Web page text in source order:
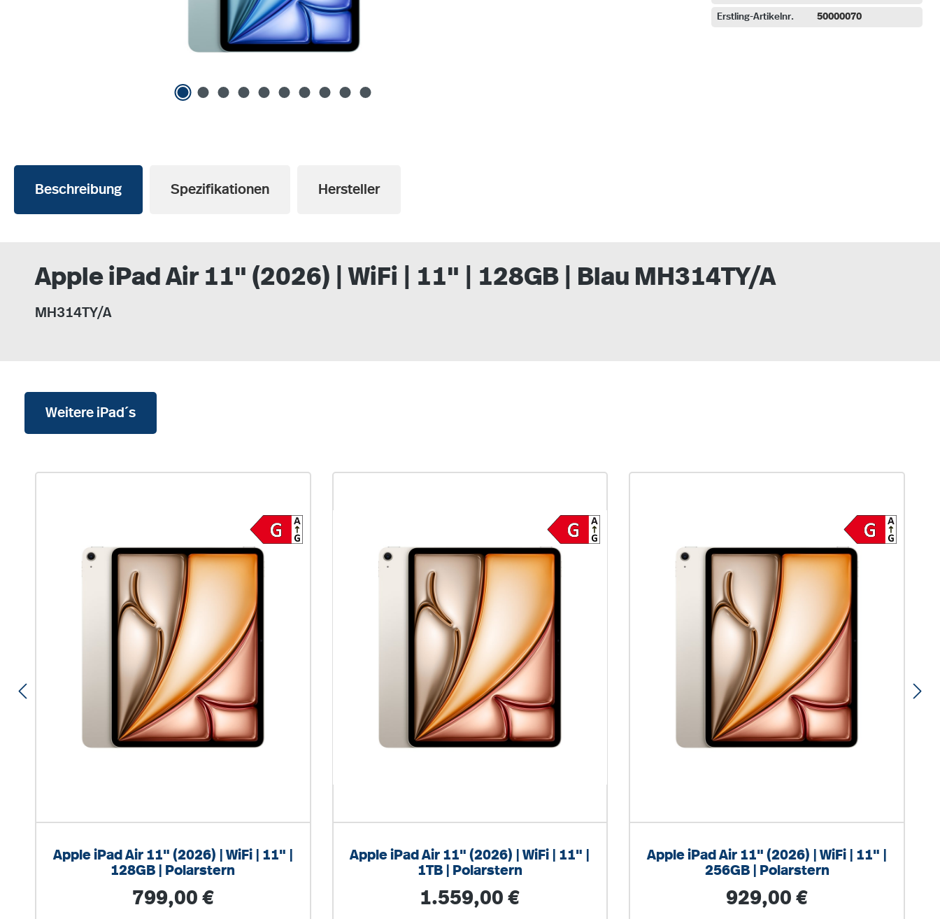
Erstling-Artikelnr. 50000070
Beschreibung Spezifikationen Hersteller
Apple iPad Air 11" (2026) | WiFi | 11" | 128GB | Blau MH314TY/A
MH314TY/A
Weitere iPad´s
Apple iPad Air 11" (2026) | WiFi | 11" |
128GB | Polarstern
Regulärer Preis:
799,00 €
Apple iPad Air 11" (2026) | WiFi | 11" |
1TB | Polarstern
Regulärer Preis:
1.559,00 €
Apple iPad Air 11" (2026) | WiFi | 11" |
256GB | Polarstern
Regulärer Preis:
929,00 €